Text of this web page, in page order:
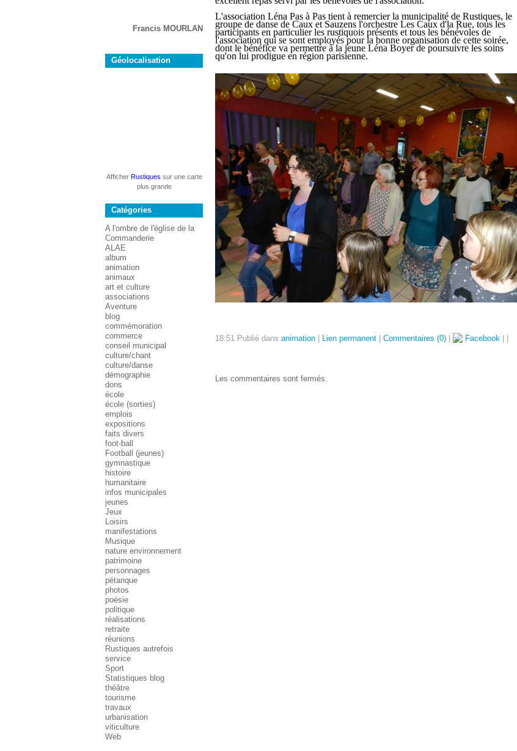
Francis MOURLAN
Géolocalisation
Afficher Rustiques sur une carte
plus grande
Catégories
A l'ombre de l'église de la
Commanderie
ALAE
album
animation
animaux
art et culture
associations
Aventure
blog
commémoration
commerce
conseil municipal
culture/chant
culture/danse
démographie
dons
école
école (sorties)
emplois
expositions
faits divers
foot-ball
Football (jeunes)
gymnastique
histoire
humanitaire
infos municipales
jeunes
Jeux
Loisirs
manifestations
Musique
nature environnement
patrimoine
personnages
pétanque
photos
poésie
politique
réalisations
retraite
réunions
Rustiques autrefois
service
Sport
Statistiques blog
théâtre
tourisme
travaux
urbanisation
viticulture
Web
L'association Léna Pas à Pas tient à remercier la municipalité de Rustiques, le
groupe de danse de Caux et Sauzens l'orchestre Les Caux d'la Rue, tous les
participants en particulier les rustiquois présents et tous les bénévoles de
l'association qui se sont employés pour la bonne organisation de cette soirée,
dont le bénéfice va permettre à la jeune Léna Boyer de poursuivre les soins
qu'on lui prodigue en région parisienne.
18:51 Publié dans animation Lien permanent Commentaires (0) Facebook
Les commentaires sont fermés.